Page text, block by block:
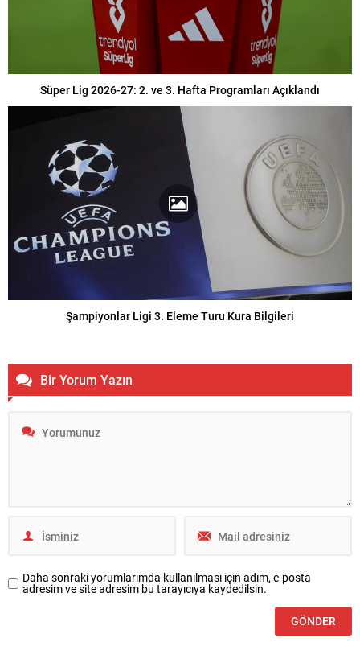
Süper Lig 2026-27: 2. ve 3. Hafta Programları Açıklandı
Şampiyonlar Ligi 3. Eleme Turu Kura Bilgileri
Bir Yorum Yazın
Daha sonraki yorumlarımda kullanılması için adım, e-posta
adresim ve site adresim bu tarayıcıya kaydedilsin.